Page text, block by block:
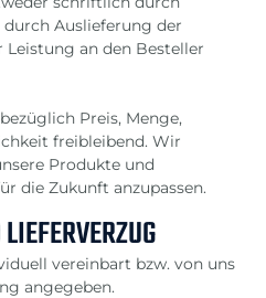
Auslieferung der
an den Besteller
Preis, Menge,
freibleibend. Wir
Produkte und
die Zukunft anzupassen.
vereinbart bzw. von uns
angegeben.